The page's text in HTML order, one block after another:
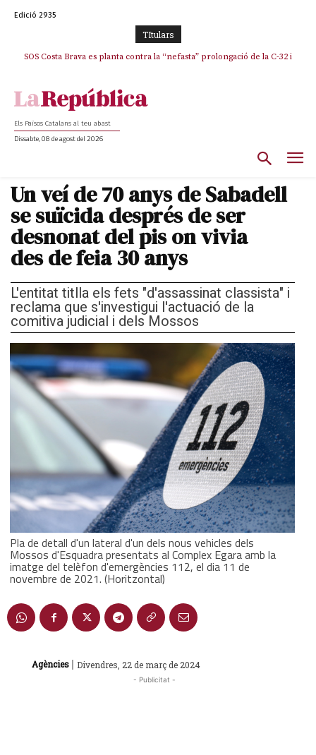
Edició 2935
TItulars
SOS Costa Brava es planta contra la “nefasta” prolongació de la C-32 i
La memòria viva de Josep Sunyol uneix l’esport i la cultura en un emotiu
Els Països Catalans al teu abast
Dissabte, 08 de agost del 2026
Un veí de 70 anys de Sabadell
se suïcida després de ser
desnonat del pis on vivia
des de feia 30 anys
L'entitat titlla els fets "d'assassinat classista" i
reclama que s'investigui l'actuació de la
comitiva judicial i dels Mossos
Pla de detall d'un lateral d'un dels nous vehicles dels
Mossos d'Esquadra presentats al Complex Egara amb la
imatge del telèfon d'emergències 112, el dia 11 de
novembre de 2021. (Horitzontal)
Agències | Divendres, 22 de març de 2024
- Publicitat -